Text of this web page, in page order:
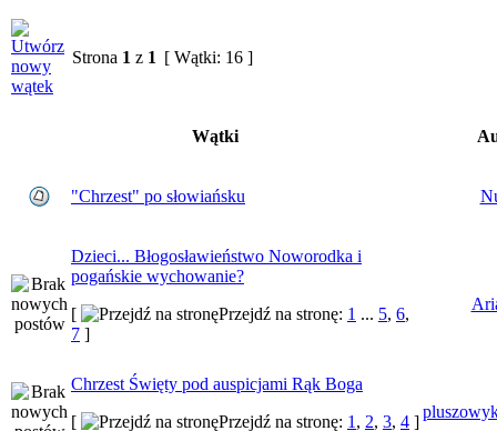
Strona 1 z 1 [ Wątki: 16 ]
Wątki
"Chrzest" po słowiańsku
Dzieci... Błogosławieństwo Noworodka i
pogańskie wychowanie?
[
Przejdź na stronę: 1 ... 5, 6,
7 ]
Chrzest Święty pod auspicjami Rąk Boga
[
Przejdź na stronę: 1 , 2, 3, 4 ]